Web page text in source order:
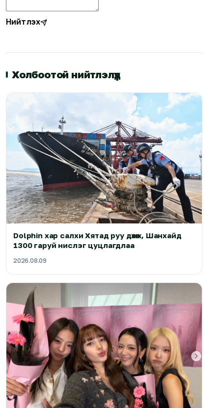
Нийтлэх
Холбоотой нийтлэлүүд
Dolphin хар салхи Хятад руу дөхөж, Шанхайд
1300 гаруй нислэг цуцлагдлаа
2026.08.09